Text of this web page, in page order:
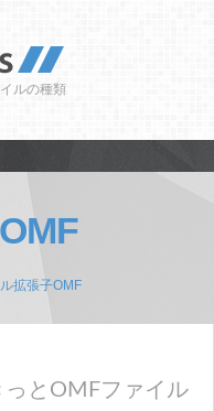
ルの種類
OMF
拡張子OMF
とOMFファイル